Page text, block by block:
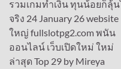
รวมเกมทำเงิน ทุนน้อยก็ลุ้
จริง 24 January 26 website
ใหญ่ fullslotpg2.com พนัน
ออนไลน์ เว็บเปิดใหม่ ใหม่
ล่าสุด Top 29 by Mireya